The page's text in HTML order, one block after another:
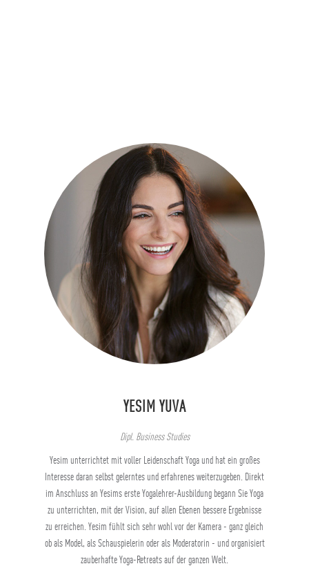
YESIM YUVA
Dipl. Business Studies
Yesim unterrichtet mit voller Leidenschaft Yoga und hat ein großes
Interesse daran selbst gelerntes und erfahrenes weiterzugeben. Direkt
im Anschluss an Yesims erste Yogalehrer-Ausbildung begann Sie Yoga
zu unterrichten, mit der Vision, auf allen Ebenen bessere Ergebnisse
zu erreichen. Yesim fühlt sich sehr wohl vor der Kamera - ganz gleich
ob als Model, als Schauspielerin oder als Moderatorin - und organisiert
zauberhafte Yoga-Retreats auf der ganzen Welt.